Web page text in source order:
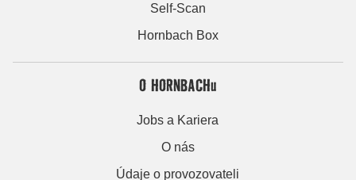
Self-Scan
Hornbach Box
O HORNBACHu
Jobs a Kariera
O nás
Údaje o provozovateli